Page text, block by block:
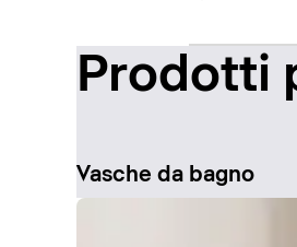
Prodotti
Vasche da bagno